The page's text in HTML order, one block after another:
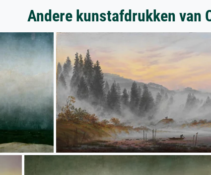
Andere kunstafdrukken van